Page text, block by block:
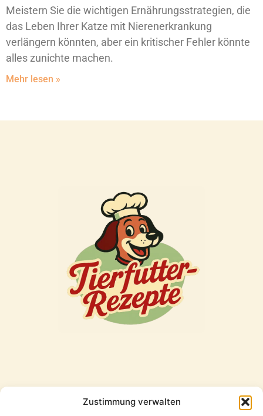
Zustimmung verwalten
Meistern Sie die wichtigen Ernährungsstrategien, die
das Leben Ihrer Katze mit Nierenerkrankung
verlängern könnten, aber ein kritischer Fehler könnte
alles zunichte machen.
Mehr lesen »